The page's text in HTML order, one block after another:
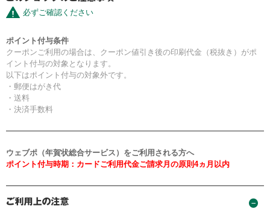
必ずご確認ください
ポイント付与条件
クーポンご利用の場合は、クーポン値引き後の印刷代金（税抜き）がポ
イント付与の対象となります。
以下はポイント付与の対象外です。
・郵便はがき代
・送料
・決済手数料
ウェブポ（年賀状総合サービス）をご利用される方へ
ポイント付与時期：カードご利用代金ご請求月の原則4ヵ月以内